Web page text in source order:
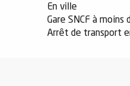
En ville
Gare SNCF à moins
Arrêt de transport